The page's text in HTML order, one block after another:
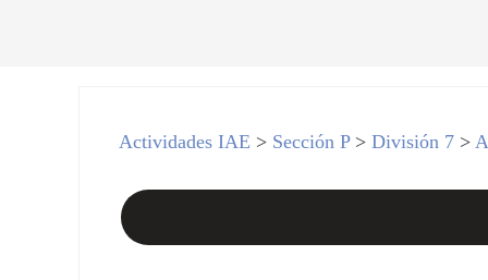
Actividades IAE > Sección P>División 7 >